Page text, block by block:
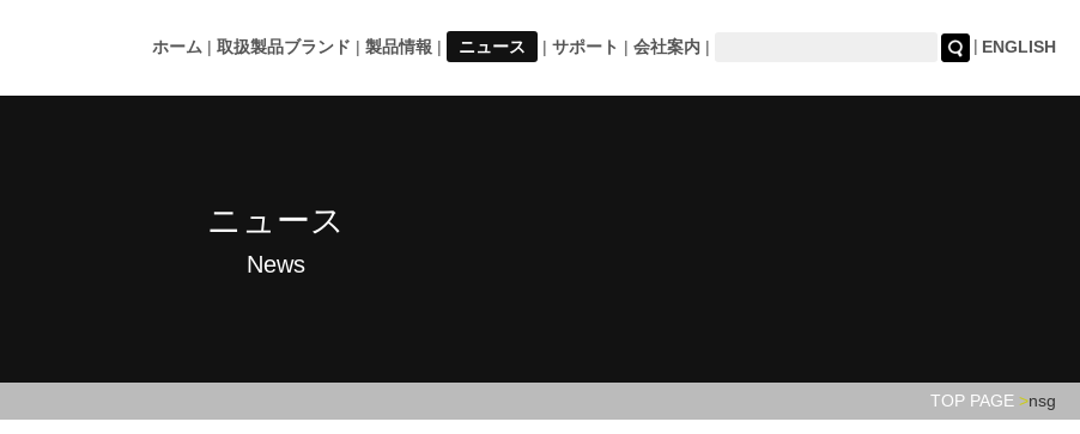
ホーム 取扱製品ブランド 製品情報 ニュース サポート 会社案内 ENGLISH
ニュース
News
TOP PAGE nsg